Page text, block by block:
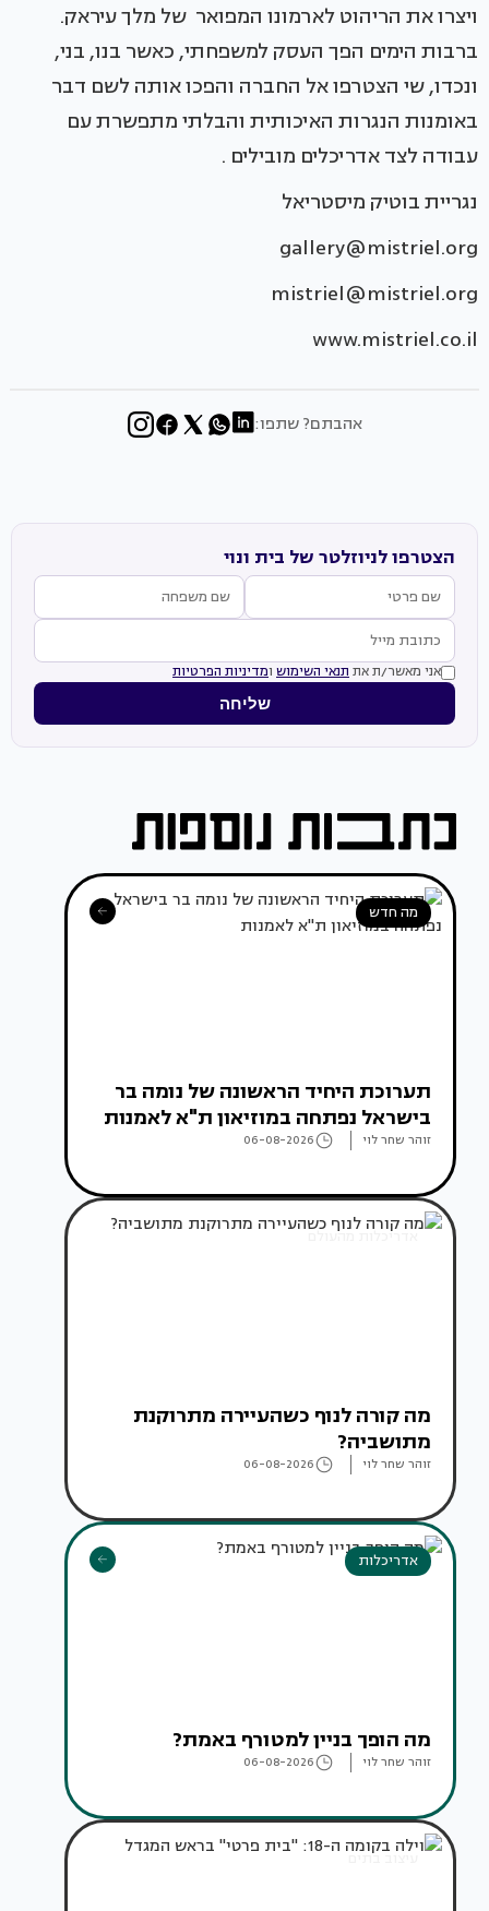
ויצרו את הריהוט לארמונו המפואר של מלך עיראק.
ברבות הימים הפך העסק למשפחתי, כאשר בנו, בני,
ונכדו, שי הצטרפו אל החברה והפכו אותה לשם דבר
באומנות הנגרות האיכותית והבלתי מתפשרת עם
עבודה לצד אדריכלים מובילים .
נגריית בוטיק מיסטריאל
gallery@mistriel.org
mistriel@mistriel.org
www.mistriel.co.il
אהבתם? שתפו:
הצטרפו לניוזלטר של בית ונוי
אני מאשר/ת את תנאי השימוש ומדיניות הפרטיות
שליחה
מה חדש
תערוכת היחיד הראשונה של נומה בר
בישראל נפתחה במוזיאון ת"א לאמנות
זוהר שחר לוי 06-08-2026
אדריכלות מהעולם
מה קורה לנוף כשהעיירה מתרוקנת
מתושביה?
זוהר שחר לוי 06-08-2026
אדריכלות
מה הופך בניין למטורף באמת?
זוהר שחר לוי 06-08-2026
עיצוב בתים